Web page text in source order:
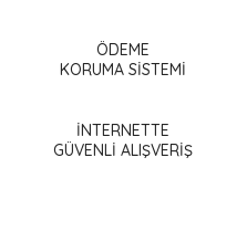
ederiz.
bulunuyor.
ÖDEME
KORUMA SİSTEMİ
İNTERNETTE
GÜVENLİ ALIŞVERİŞ